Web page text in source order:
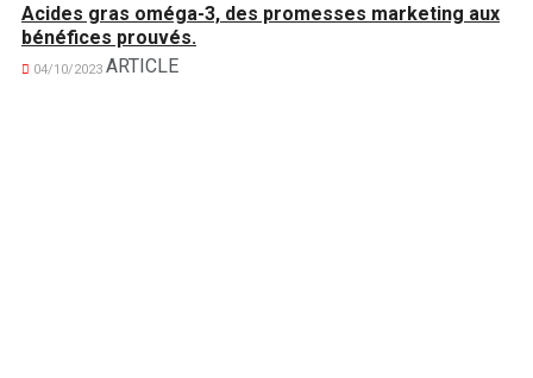
Acides gras oméga-3, des promesses marketing aux
bénéfices prouvés.
04/10/2023 ARTICLE